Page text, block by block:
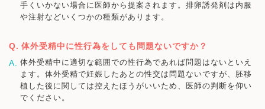
手くいかない場合に医師から提案されます。排卵誘発剤は内服
や注射などいくつかの種類があります。
体外受精中に性行為をしても問題ないですか？
体外受精中に適切な範囲での性行為であれば問題はないといえ
ます。体外受精で妊娠したあとの性交は問題ないですが、胚移
植した後に関しては控えたほうがいいため、医師の判断を仰い
でください。